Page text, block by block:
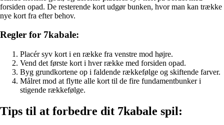
forsiden opad. De resterende kort udgør bunken, hvor man kan trække
nye kort fra efter behov.
Regler for 7kabale:
Placér syv kort i en række fra venstre mod højre.
Vend det første kort i hver række med forsiden opad.
Byg grundkortene op i faldende rækkefølge og skiftende farver.
Målret mod at flytte alle kort til de fire fundamentbunker i
stigende rækkefølge.
Tips til at forbedre dit 7kabale spil: